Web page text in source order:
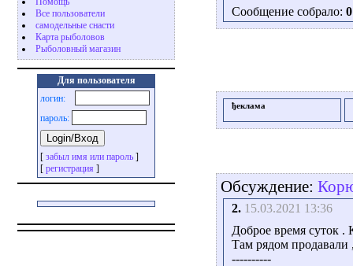
Все пользователи
самодельные снасти
Карта рыболовов
Рыболовный магазин
Для пользователя
логин:
пароль:
[ забыл имя или пароль ]
[ регистрация ]
Сообщение собрало: 0
ђеклама
Обсуждение:
2. 15.03.2021 13:36
Доброе время суток .
Там рядом продавали
----------